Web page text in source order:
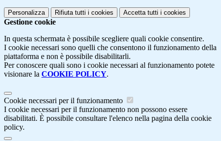
Personalizza Rifiuta tutti i cookies Accetta tutti i cookies
Gestione cookie
In questa schermata è possibile scegliere quali cookie consentire.
I cookie necessari sono quelli che consentono il funzionamento della
piattaforma e non è possibile disabilitarli.
Per conoscere quali sono i cookie necessari al funzionamento potete
visionare la COOKIE POLICY.
Cookie necessari per il funzionamento
I cookie necessari per il funzionamento non possono essere
disabilitati. È possibile consultare l'elenco nella pagina della cookie
policy.